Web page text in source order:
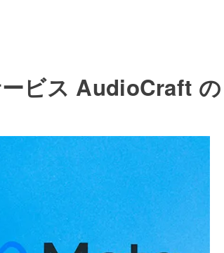
ビス AudioCraft の